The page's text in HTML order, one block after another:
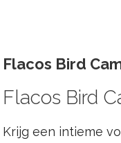
Flacos Bird
Flacos Bird
Krijg een intieme